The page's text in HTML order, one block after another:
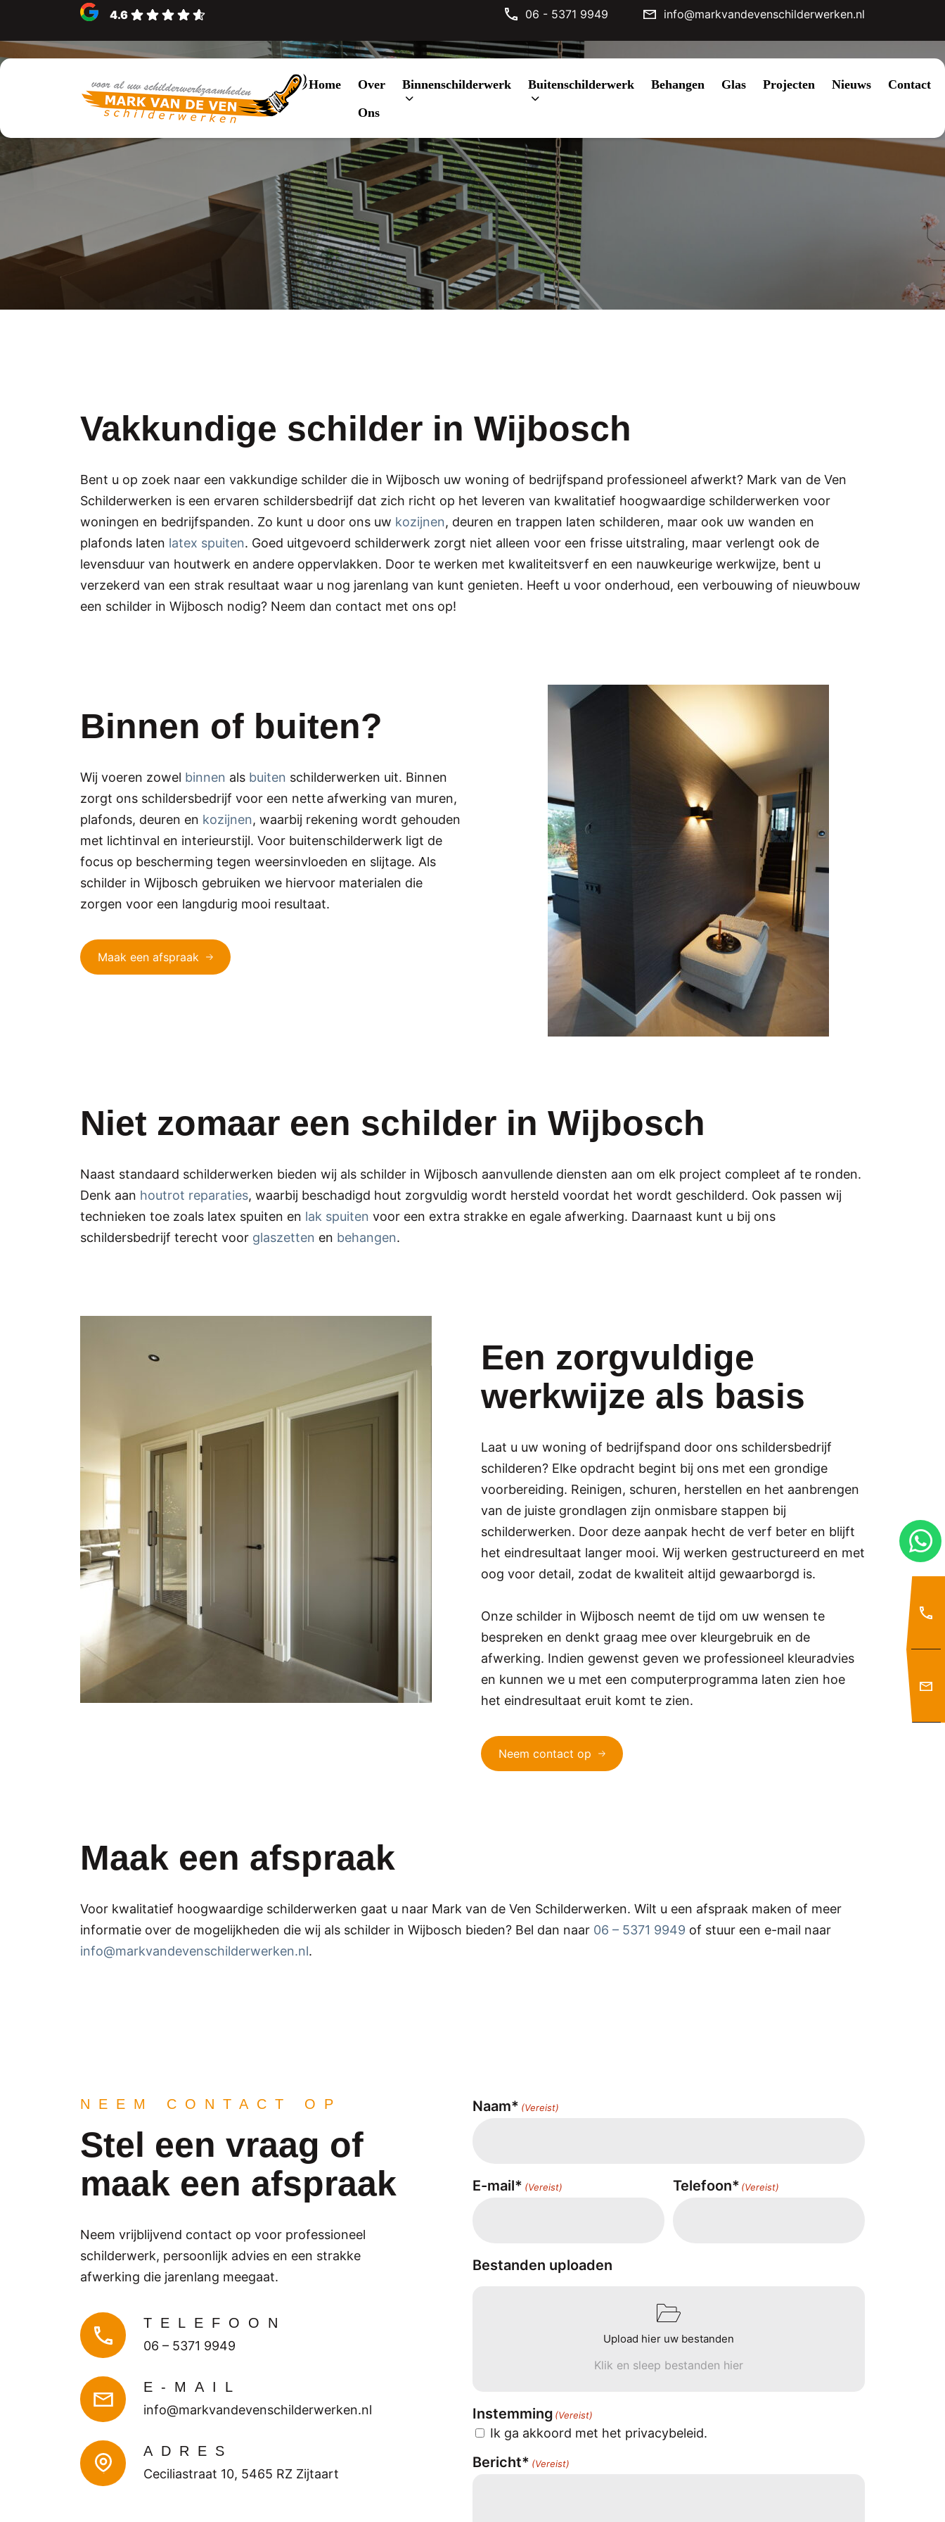
4.6 06 - 5371 9949 info@markvandevenschilderwerken.nl
Home
Over
Ons
Binnenschilderwerk Buitenschilderwerk Behangen Glas Projecten Nieuws Contact
Schilder Wijbosch
Vakkundige schilder in Wijbosch
Bent u op zoek naar een vakkundige schilder die in Wijbosch uw woning of bedrijfspand professioneel afwerkt? Mark van de Ven
Schilderwerken is een ervaren schildersbedrijf dat zich richt op het leveren van kwalitatief hoogwaardige schilderwerken voor
woningen en bedrijfspanden. Zo kunt u door ons uw kozijnen, deuren en trappen laten schilderen, maar ook uw wanden en
plafonds laten latex spuiten. Goed uitgevoerd schilderwerk zorgt niet alleen voor een frisse uitstraling, maar verlengt ook de
levensduur van houtwerk en andere oppervlakken. Door te werken met kwaliteitsverf en een nauwkeurige werkwijze, bent u
verzekerd van een strak resultaat waar u nog jarenlang van kunt genieten. Heeft u voor onderhoud, een verbouwing of nieuwbouw
een schilder in Wijbosch nodig? Neem dan contact met ons op!
Binnen of buiten?
Wij voeren zowel binnen als buiten schilderwerken uit. Binnen
zorgt ons schildersbedrijf voor een nette afwerking van muren,
plafonds, deuren en kozijnen, waarbij rekening wordt gehouden
met lichtinval en interieurstijl. Voor buitenschilderwerk ligt de
focus op bescherming tegen weersinvloeden en slijtage. Als
schilder in Wijbosch gebruiken we hiervoor materialen die
zorgen voor een langdurig mooi resultaat.
Maak een afspraak
Niet zomaar een schilder in Wijbosch
Naast standaard schilderwerken bieden wij als schilder in Wijbosch aanvullende diensten aan om elk project compleet af te ronden.
Denk aan houtrot reparaties, waarbij beschadigd hout zorgvuldig wordt hersteld voordat het wordt geschilderd. Ook passen wij
technieken toe zoals latex spuiten en lak spuiten voor een extra strakke en egale afwerking. Daarnaast kunt u bij ons
schildersbedrijf terecht voor glaszetten en behangen.
Een zorgvuldige
werkwijze als basis
Laat u uw woning of bedrijfspand door ons schildersbedrijf
schilderen? Elke opdracht begint bij ons met een grondige
voorbereiding. Reinigen, schuren, herstellen en het aanbrengen
van de juiste grondlagen zijn onmisbare stappen bij
schilderwerken. Door deze aanpak hecht de verf beter en blijft
het eindresultaat langer mooi. Wij werken gestructureerd en met
oog voor detail, zodat de kwaliteit altijd gewaarborgd is.
Onze schilder in Wijbosch neemt de tijd om uw wensen te
bespreken en denkt graag mee over kleurgebruik en de
afwerking. Indien gewenst geven we professioneel kleuradvies
en kunnen we u met een computerprogramma laten zien hoe
het eindresultaat eruit komt te zien.
Neem contact op
Maak een afspraak
Voor kwalitatief hoogwaardige schilderwerken gaat u naar Mark van de Ven Schilderwerken. Wilt u een afspraak maken of meer
informatie over de mogelijkheden die wij als schilder in Wijbosch bieden? Bel dan naar 06 – 5371 9949 of stuur een e-mail naar
info@markvandevenschilderwerken.nl.
NEEM CONTACT OP
Stel een vraag of
maak een afspraak
Neem vrijblijvend contact op voor professioneel
schilderwerk, persoonlijk advies en een strakke
afwerking die jarenlang meegaat.
TELEFOON
06 – 5371 9949
E-MAIL
info@markvandevenschilderwerken.nl
ADRES
Ceciliastraat 10, 5465 RZ Zijtaart
Naam* (Vereist)
E-mail* (Vereist) Telefoon* (Vereist)
Bestanden uploaden
Upload hier uw bestanden
Klik en sleep bestanden hier
Instemming (Vereist)
Ik ga akkoord met het privacybeleid.
Bericht* (Vereist)